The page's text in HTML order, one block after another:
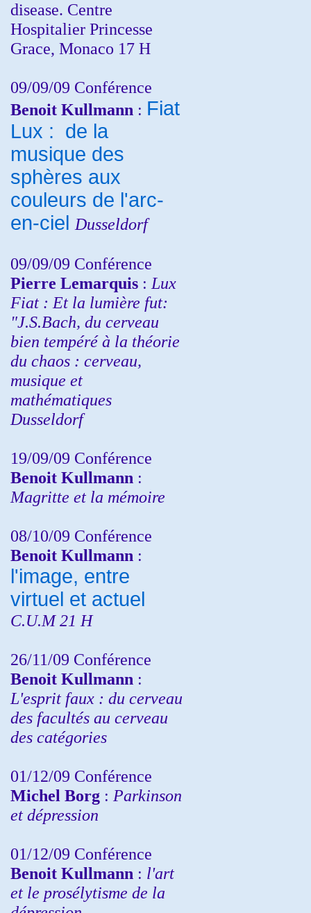
disease. Centre
Hospitalier Princesse
Grace, Monaco 17 H
09/09/09 Conférence
Benoit Kullmann : Fiat
Lux : de la
musique des
sphères aux
couleurs de l'arc-
en-ciel Dusseldorf
09/09/09 Conférence
Pierre Lemarquis : Lux
Fiat : Et la lumière fut:
"J.S.Bach, du cerveau
bien tempéré à la théorie
du chaos : cerveau,
musique et
mathématiques
Dusseldorf
19/09/09 Conférence
Benoit Kullmann :
Magritte et la mémoire
08/10/09 Conférence
Benoit Kullmann :
l'image, entre
virtuel et actuel
C.U.M 21 H
26/11/09 Conférence
Benoit Kullmann :
L'esprit faux : du cerveau
des facultés au cerveau
des catégories
01/12/09 Conférence
Michel Borg : Parkinson
et dépression
01/12/09 Conférence
Benoit Kullmann : l'art
et le prosélytisme de la